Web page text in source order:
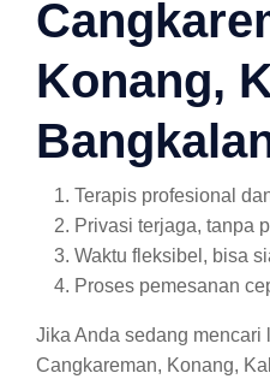
Konang,
Terapis profesional
Privasi terjaga, tanpa
Waktu fleksibel, bisa
Proses pemesanan
Jika Anda sedang
Cangkareman, Konang,